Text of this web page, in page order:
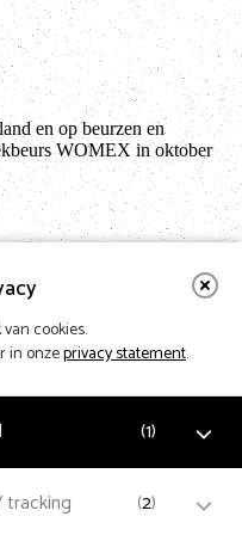
cookies.
in onzeprivacy statement.
(1)
(2)
en op beurzen en
WOMEX in oktober